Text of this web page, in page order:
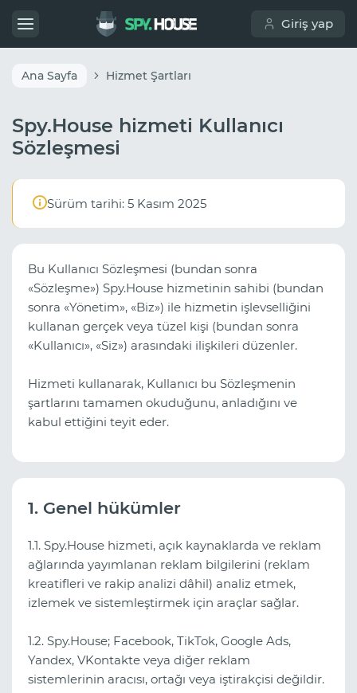
Giriş yap
Ana Sayfa Hizmet Şartları
Spy.House hizmeti Kullanıcı
Sözleşmesi
Sürüm tarihi: 5 Kasım 2025
Bu Kullanıcı Sözleşmesi (bundan sonra
«Sözleşme») Spy.House hizmetinin sahibi (bundan
sonra «Yönetim», «Biz») ile hizmetin işlevselliğini
kullanan gerçek veya tüzel kişi (bundan sonra
«Kullanıcı», «Siz») arasındaki ilişkileri düzenler.
Hizmeti kullanarak, Kullanıcı bu Sözleşmenin
şartlarını tamamen okuduğunu, anladığını ve
kabul ettiğini teyit eder.
1. Genel hükümler
1.1. Spy.House hizmeti, açık kaynaklarda ve reklam
ağlarında yayımlanan reklam bilgilerini (reklam
kreatifleri ve rakip analizi dâhil) analiz etmek,
izlemek ve sistemleştirmek için araçlar sağlar.
1.2. Spy.House; Facebook, TikTok, Google Ads,
Yandex, VKontakte veya diğer reklam
sistemlerinin aracısı, ortağı veya iştirakçisi değildir.